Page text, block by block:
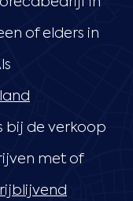
of elders in
bij de verkoop
met of